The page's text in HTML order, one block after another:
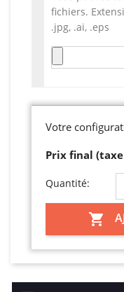
fichiers.
.jpg, .ai, .eps
Votre
Prix final
Quantité:
